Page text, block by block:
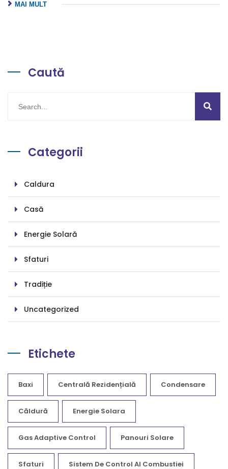
MAI MULT
Caută
Categorii
Caldura
Casă
Energie Solară
Sfaturi
Tradiție
Uncategorized
Etichete
Baxi Centrală Rezidențială Condensare
Căldură Energie Solara
Gas Adaptive Control Panouri Solare
Sfaturi Sistem De Control Al Combustiei